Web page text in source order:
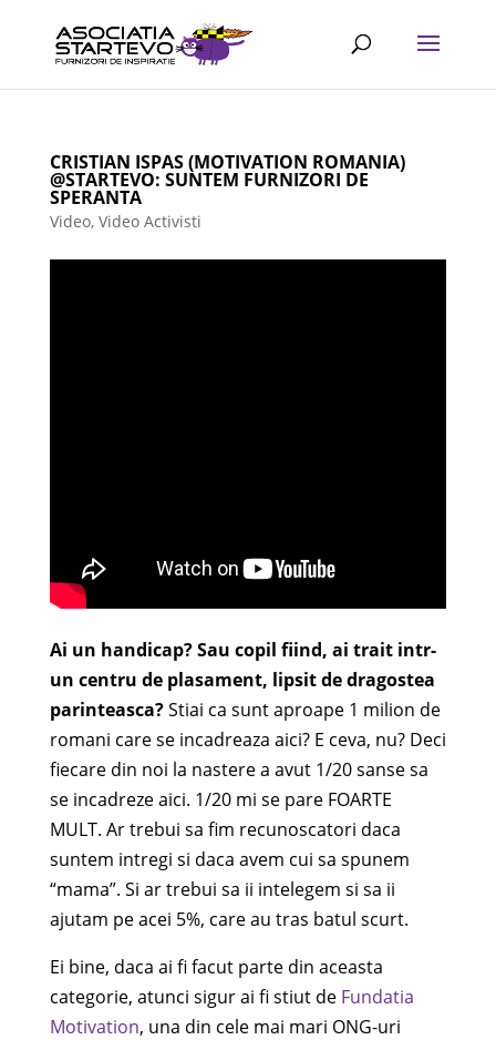
CRISTIAN ISPAS (MOTIVATION ROMANIA)
@STARTEVO: SUNTEM FURNIZORI DE
SPERANTA
Video, Video Activisti
Ai un handicap? Sau copil fiind, ai trait intr-
un centru de plasament, lipsit de dragostea
parinteasca?Stiai ca sunt aproape 1 milion de
romani care se incadreaza aici? E ceva, nu? Deci
fiecare din noi la nastere a avut 1/20 sanse sa
se incadreze aici. 1/20 mi se pare FOARTE
MULT. Ar trebui sa fim recunoscatori daca
suntem intregi si daca avem cui sa spunem
“mama”. Si ar trebui sa ii intelegem si sa ii
ajutam pe acei 5%, care au tras batul scurt.
Ei bine, daca ai fi facut parte din aceasta
categorie, atunci sigur ai fi stiut de Fundatia
Motivation, una din cele mai mari ONG-uri